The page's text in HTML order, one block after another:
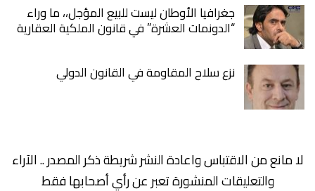
جغرافيا الأوطان ليست للبيع المؤجل،، ما وراء
“الدونمات العشرة” في قانون الملكية العقارية
نزع سلاح المقاومة في القانون الدولي
لا مانع من الاقتباس واعادة النشر شريطة ذكر المصدر .. الآراء
والتعليقات المنشورة تعبر عن رأي أصحابها فقط